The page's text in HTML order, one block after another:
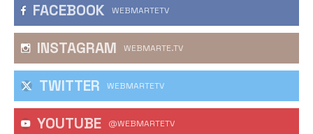
FACEBOOK WEBMARTETV
INSTAGRAM WEBMARTE.TV
TWITTER WEBMARTETV
YOUTUBE @WEBMARTETV